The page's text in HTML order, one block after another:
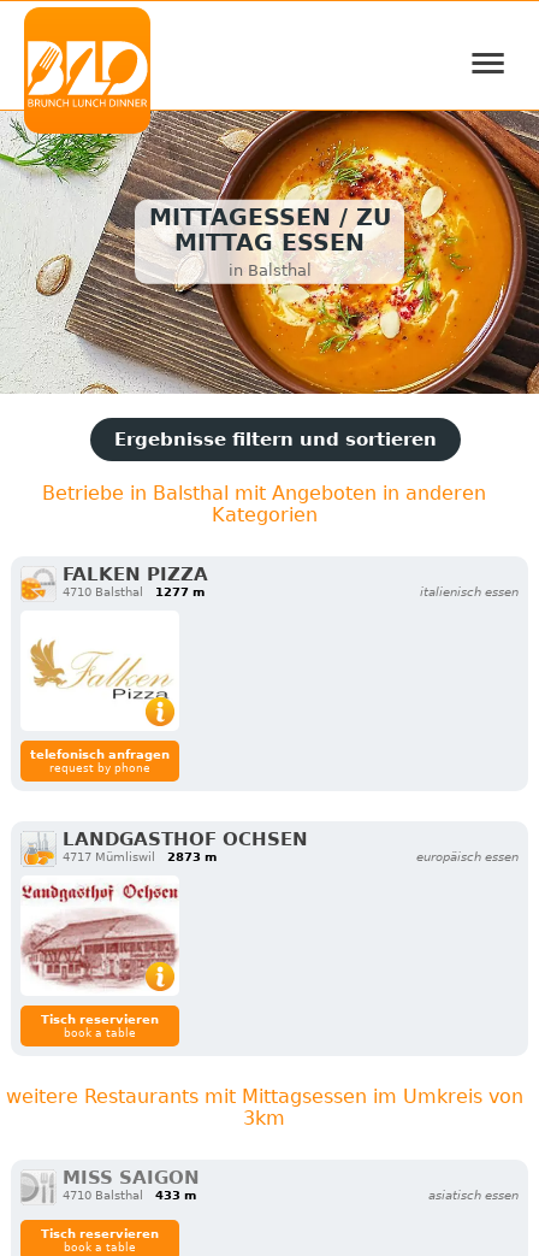
≡
MITTAGESSEN / ZU
MITTAG ESSEN
in Balsthal
Ergebnisse filtern und sortieren
Betriebe in Balsthal mit Angeboten in anderen
Kategorien
FALKEN PIZZA
4710 Balsthal 1277 m italienisch essen
telefonisch anfragen
request by phone
LANDGASTHOF OCHSEN
4717 Mümliswil 2873 m europäisch essen
Tisch reservieren
book a table
weitere Restaurants mit Mittagsessen im Umkreis von
3km
MISS SAIGON
4710 Balsthal 433 m asiatisch essen
Tisch reservieren
book a table